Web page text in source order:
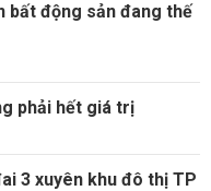
bất động sản đang thế
phải hết giá trị
3 xuyên khu đô thị TP